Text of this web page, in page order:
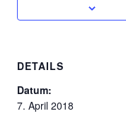
DETAILS
Datum:
7. April 2018